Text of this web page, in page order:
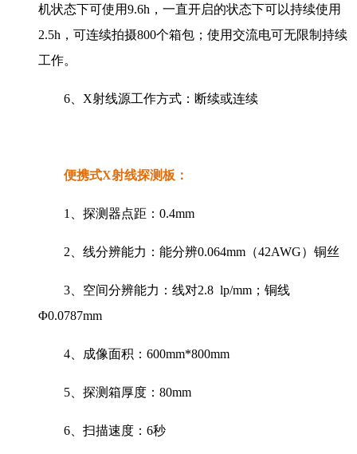
机状态下可使用9.6h，一直开启的状态下可以持续使用
2.5h，可连续拍摄800个箱包；使用交流电可无限制持续
工作。
6、X射线源工作方式：断续或连续
便携式X射线探测板：
1、探测器点距：0.4mm
2、线分辨能力：能分辨0.064mm（42AWG）铜丝
3、空间分辨能力：线对2.8 lp/mm；铜线
Φ0.0787mm
4、成像面积：600mm*800mm
5、探测箱厚度：80mm
6、扫描速度：6秒